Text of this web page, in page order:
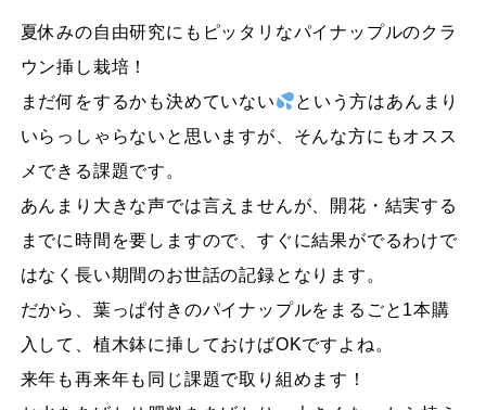
夏休みの自由研究にもピッタリなパイナップルのクラ
ウン挿し栽培！
まだ何をするかも決めていない
という方はあんまり
いらっしゃらないと思いますが、そんな方にもオスス
メできる課題です。
あんまり大きな声では言えませんが、開花・結実する
までに時間を要しますので、すぐに結果がでるわけで
はなく長い期間のお世話の記録となります。
だから、葉っぱ付きのパイナップルをまるごと1本購
入して、植木鉢に挿しておけばOKですよね。
来年も再来年も同じ課題で取り組めます！